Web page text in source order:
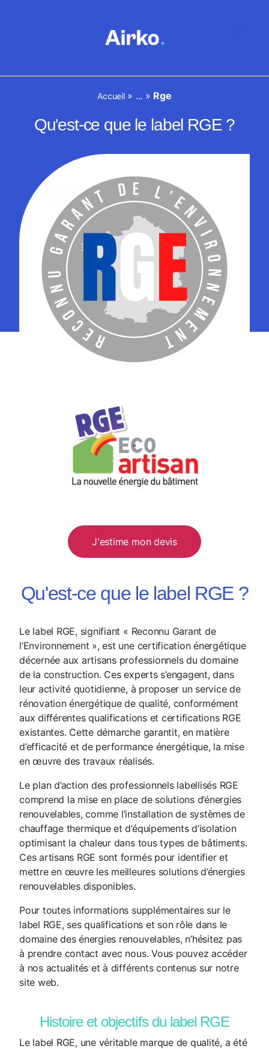
Accueil» ... » Rge
Qu'est-ce que le label RGE ?
J'estime mon devis
Qu'est-ce que le label RGE ?
Le label RGE, signifiant « Reconnu Garant de
l’Environnement », est une certification énergétique
décernée aux artisans professionnels du domaine
de la construction. Ces experts s’engagent, dans
leur activité quotidienne, à proposer un service de
rénovation énergétique de qualité, conformément
aux différentes qualifications et certifications RGE
existantes. Cette démarche garantit, en matière
d’efficacité et de performance énergétique, la mise
en œuvre des travaux réalisés.
Le plan d’action des professionnels labellisés RGE
comprend la mise en place de solutions d’énergies
renouvelables, comme l’installation de systèmes de
chauffage thermique et d’équipements d’isolation
optimisant la chaleur dans tous types de bâtiments.
Ces artisans RGE sont formés pour identifier et
mettre en œuvre les meilleures solutions d’énergies
renouvelables disponibles.
Pour toutes informations supplémentaires sur le
label RGE, ses qualifications et son rôle dans le
domaine des énergies renouvelables, n’hésitez pas
à prendre contact avec nous. Vous pouvez accéder
à nos actualités et à différents contenus sur notre
site web.
Histoire et objectifs du label RGE
Le label RGE, une véritable marque de qualité, a été